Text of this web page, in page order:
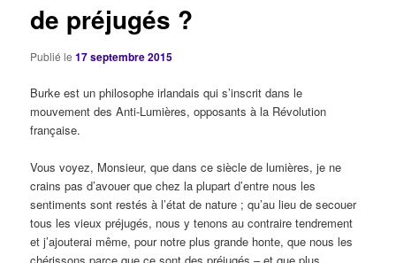
de préjugés ?
Publié le17 septembre 2015
Burke est un philosophe irlandais qui s’inscrit dans le
mouvement des Anti-Lumières, opposants à la Révolution
française.
Vous voyez, Monsieur, que dans ce siècle de lumières, je ne
crains pas d’avouer que chez la plupart d’entre nous les
sentiments sont restés à l’état de nature ; qu’au lieu de secouer
tous les vieux préjugés, nous y tenons au contraire tendrement
et j’ajouterai même, pour notre plus grande honte, que nous les